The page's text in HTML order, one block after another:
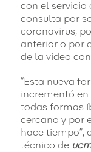
con el servicio
consulta por
coronavirus,
anterior o por
de la video
“Esta nueva
incrementó en
todas formas
cercano y por
hace tiempo”,
técnico de